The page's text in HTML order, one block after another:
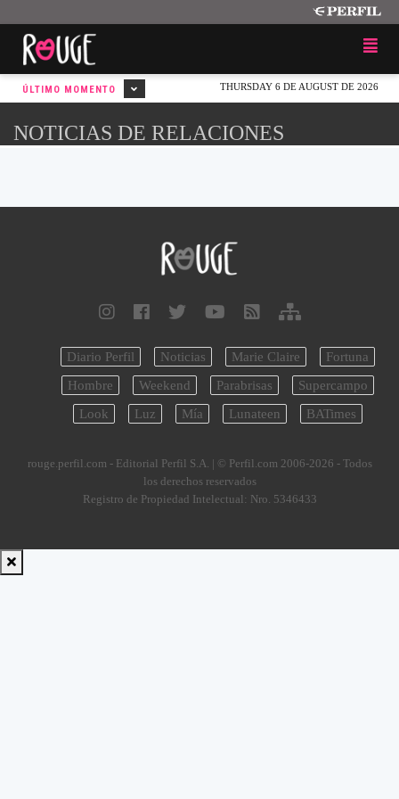
THURSDAY 6 DE AUGUST DE 2026
ÚLTIMO MOMENTO
NOTICIAS DE RELACIONES
Diario Perfil Noticias Marie Claire
Fortuna
Hombre
Weekend Parabrisas
Supercampo
Look
Luz Mía Lunateen BATimes
rouge.perfil.com - Editorial Perfil S.A. | © Perfil.com 2006-2026 - Todos
los derechos reservados
Registro de Propiedad Intelectual: Nro. 5346433